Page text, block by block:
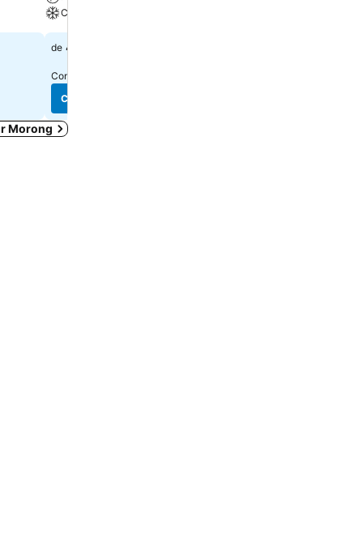
Climatisation
de 42 €
Consulter les prix de
Consulter les prix
Morong